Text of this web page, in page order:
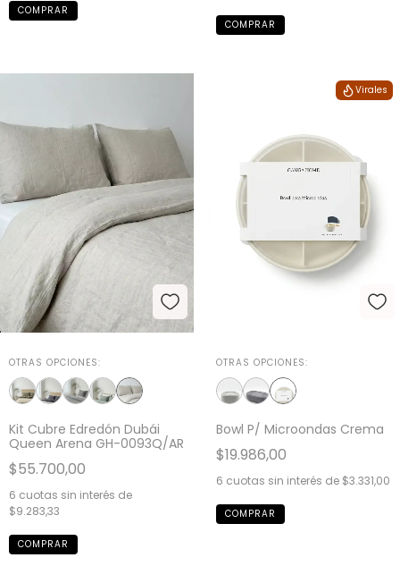
OTRAS OPCIONES:
Kit Cubre Edredón Dubái
Queen Arena GH-0093Q/AR
$55.700,00
6 cuotas sin interés de
$9.283,33
Virales
OTRAS OPCIONES:
Bowl P/ Microondas Crema
$19.986,00
6 cuotas sin interés de $3.331,00